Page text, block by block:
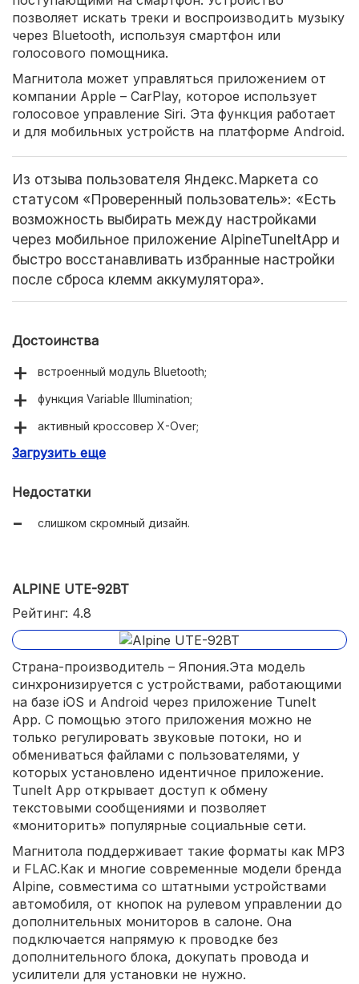
позволяет искать треки и воспроизводить музыку
через Bluetooth, используя смартфон или
голосового помощника.
Магнитола может управляться приложением от
компании Apple – CarPlay, которое использует
голосовое управление Siri. Эта функция работает
и для мобильных устройств на платформе Android.
Из отзыва пользователя Яндекс.Маркета со
статусом «Проверенный пользователь»: «Есть
возможность выбирать между настройками
через мобильное приложение AlpineTuneltApp и
быстро восстанавливать избранные настройки
после сброса клемм аккумулятора».
Достоинства
встроенный модуль Bluetooth;
функция Variable Illumination;
активный кроссовер X-Over;
технология BassEnginePro;
Загрузить еще
Недостатки
слишком скромный дизайн.
ALPINE UTE-92BT
Рейтинг: 4.8
Страна-производитель – Япония.Эта модель
синхронизируется с устройствами, работающими
на базе iOS и Android через приложение TuneIt
App. С помощью этого приложения можно не
только регулировать звуковые потоки, но и
обмениваться файлами с пользователями, у
которых установлено идентичное приложение.
TuneIt App открывает доступ к обмену
текстовыми сообщениями и позволяет
«мониторить» популярные социальные сети.
Магнитола поддерживает такие форматы как MP3
и FLAC.Как и многие современные модели бренда
Alpine, совместима со штатными устройствами
автомобиля, от кнопок на рулевом управлении до
дополнительных мониторов в салоне. Она
подключается напрямую к проводке без
дополнительного блока, докупать провода и
усилители для установки не нужно.